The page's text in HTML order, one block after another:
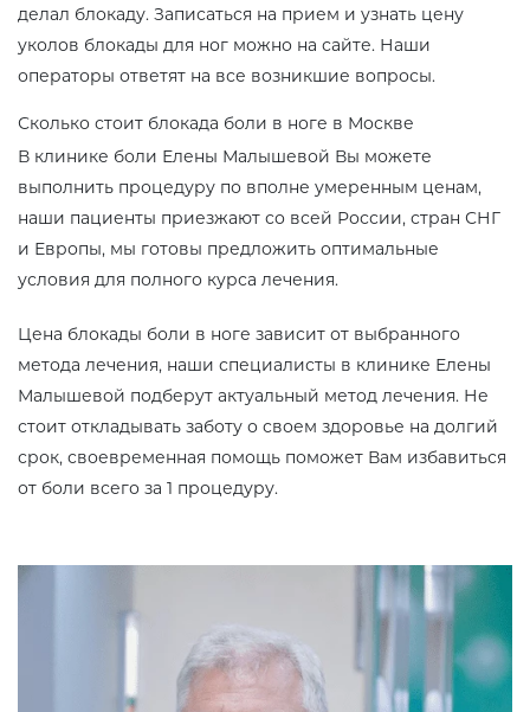
делал блокаду. Записаться на прием и узнать цену
уколов блокады для ног можно на сайте. Наши
операторы ответят на все возникшие вопросы.
Сколько стоит блокада боли в ноге в Москве
В клинике боли Елены Малышевой Вы можете
выполнить процедуру по вполне умеренным ценам,
наши пациенты приезжают со всей России, стран СНГ
и Европы, мы готовы предложить оптимальные
условия для полного курса лечения.
Цена блокады боли в ноге зависит от выбранного
метода лечения, наши специалисты в клинике Елены
Малышевой подберут актуальный метод лечения. Не
стоит откладывать заботу о своем здоровье на долгий
срок, своевременная помощь поможет Вам избавиться
от боли всего за 1 процедуру.